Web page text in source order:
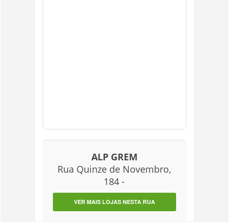
ALP GREM
Rua Quinze de Novembro,
184 -
VER MAIS LOJAS NESTA RUA